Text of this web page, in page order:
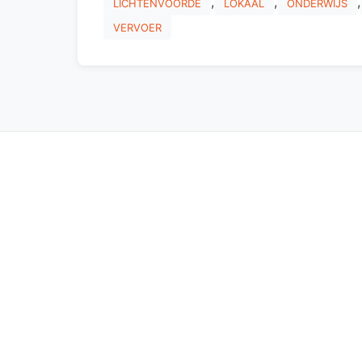
LICHTENVOORDE LOKAAL ONDERWIJS
VERVOER